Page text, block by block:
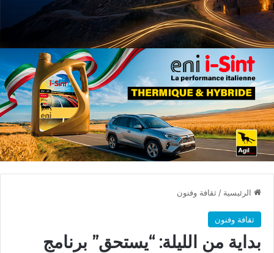
الرئيسية / ثقافة وفنون
ثقافة وفنون
بداية من الليلة: “يستحق” برنامج